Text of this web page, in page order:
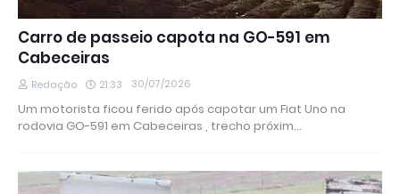
Carro de passeio capota na GO-591 em
Cabeceiras
Redação 21:33 30/07/2026
Um motorista ficou ferido após capotar um Fiat Uno na
rodovia GO-591 em Cabeceiras , trecho próxim…